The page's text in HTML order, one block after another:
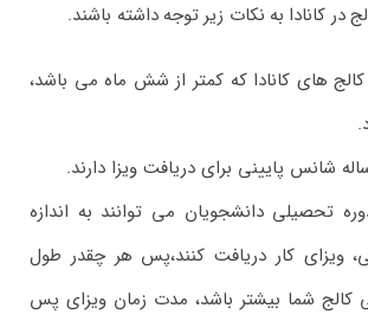
در کانادا به نکات زیر توجه داشته باشند.
های کانادا که کمتر از شش ماه می باشد،
شانس پایینی برای دریافت ویزا دارند.
تحصیلی دانشجویان می توانند به اندازه
ویزای کار دریافت کنند،پس هر چقدر طول
کالج شما بیشتر باشد، مدت زمان ویزای پس